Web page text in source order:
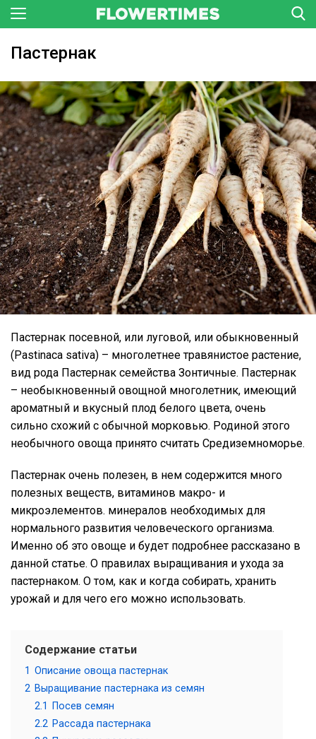
Пастернак
Пастернак посевной, или луговой, или обыкновенный
(Pastinaca sativa) – многолетнее травянистое растение,
вид рода Пастернак семейства Зонтичные. Пастернак
– необыкновенный овощной многолетник, имеющий
ароматный и вкусный плод белого цвета, очень
сильно схожий с обычной морковью. Родиной этого
необычного овоща принято считать Средиземноморье.
Пастернак очень полезен, в нем содержится много
полезных веществ, витаминов макро- и
микроэлементов. минералов необходимых для
нормального развития человеческого организма.
Именно об это овоще и будет подробнее рассказано в
данной статье. О правилах выращивания и ухода за
пастернаком. О том, как и когда собирать, хранить
урожай и для чего его можно использовать.
Содержание статьи
1 Описание овоща пастернак
2 Выращивание пастернака из семян
2.1
Посев семян
2.2 Рассада пастернака